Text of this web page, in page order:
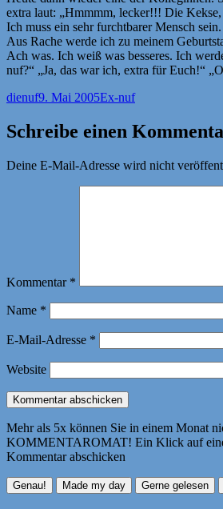
extra laut: „Hmmmm, lecker!!! Die
Ich muss ein sehr furchtbarer Mensch sein.
Aus Rache werde ich zu meinem
Ach was. Ich weiß was besseres. Ich
nuf?“ „Ja, das war ich, extra für Euch!“
Autor
dienufVeröffentlicht
9. Mai 2005Kategorien
Ex-nuf
Schreibe einen
Deine E-Mail-Adresse wird nicht
Kommentar *
Name *
E-Mail-Adresse *
Website
Mehr als 5x können Sie in einem Monat
KOMMENTAROMAT! Ein Klick auf
Kommentar abschicken